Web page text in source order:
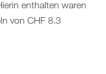
enthalten waren
von CHF 8.3